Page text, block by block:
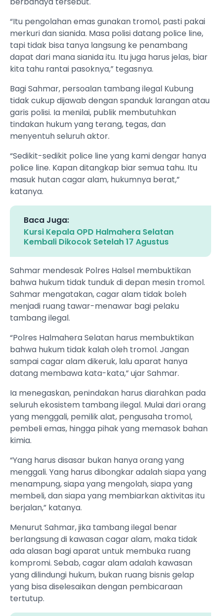
“Itu pengolahan emas gunakan tromol, pasti pakai
merkuri dan sianida. Masa polisi datang police line,
tapi tidak bisa tanya langsung ke penambang
dapat dari mana sianida itu. Itu juga harus jelas, biar
kita tahu rantai pasoknya,” tegasnya.
Bagi Sahmar, persoalan tambang ilegal Kubung
tidak cukup dijawab dengan spanduk larangan atau
garis polisi. Ia menilai, publik membutuhkan
tindakan hukum yang terang, tegas, dan
menyentuh seluruh aktor.
“Sedikit-sedikit police line yang kami dengar hanya
police line. Kapan ditangkap biar semua tahu. Itu
masuk hutan cagar alam, hukumnya berat,”
katanya.
Baca Juga:
Kursi Kepala OPD Halmahera Selatan
Kembali Dikocok Setelah 17 Agustus
Sahmar mendesak Polres Halsel membuktikan
bahwa hukum tidak tunduk di depan mesin tromol.
Sahmar mengatakan, cagar alam tidak boleh
menjadi ruang tawar-menawar bagi pelaku
tambang ilegal.
“Polres Halmahera Selatan harus membuktikan
bahwa hukum tidak kalah oleh tromol. Jangan
sampai cagar alam dikeruk, lalu aparat hanya
datang membawa kata-kata,” ujar Sahmar.
Ia menegaskan, penindakan harus diarahkan pada
seluruh ekosistem tambang ilegal. Mulai dari orang
yang menggali, pemilik alat, pengusaha tromol,
pembeli emas, hingga pihak yang memasok bahan
kimia.
“Yang harus disasar bukan hanya orang yang
menggali. Yang harus dibongkar adalah siapa yang
menampung, siapa yang mengolah, siapa yang
membeli, dan siapa yang membiarkan aktivitas itu
berjalan,” katanya.
Menurut Sahmar, jika tambang ilegal benar
berlangsung di kawasan cagar alam, maka tidak
ada alasan bagi aparat untuk membuka ruang
kompromi. Sebab, cagar alam adalah kawasan
yang dilindungi hukum, bukan ruang bisnis gelap
yang bisa diselesaikan dengan pembicaraan
tertutup.